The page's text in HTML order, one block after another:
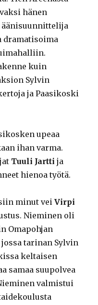
hänen
äänisuunnittelija
dramatisoima
kuin
Sylvin
ja Paasikoski
upeaa
ihan varma.
Tuuli Jartti ja
hienoa työtä.
minut veiVirpi
Nieminen oli
Omapohjan
tarinan Sylvin
keltaisen
samaa suupolvea
valmistui